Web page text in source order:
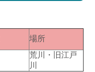
公式ブログ
Blog
場所
荒川・旧江戸
川